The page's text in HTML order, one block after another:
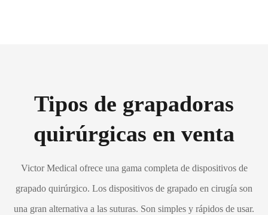
Tipos de grapadoras
quirúrgicas en venta
Victor Medical ofrece una gama completa de dispositivos de
grapado quirúrgico. Los dispositivos de grapado en cirugía son
una gran alternativa a las suturas. Son simples y rápidos de usar.